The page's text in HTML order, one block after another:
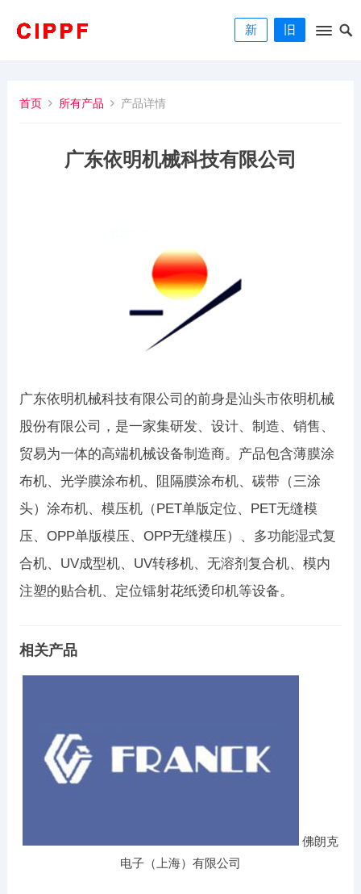
新 旧
首页 所有产品 产品详情
广东依明机械科技有限公司
广东依明机械科技有限公司的前身是汕头市依明机械
股份有限公司，是一家集研发、设计、制造、销售、
贸易为一体的高端机械设备制造商。产品包含薄膜涂
布机、光学膜涂布机、阻隔膜涂布机、碳带（三涂
头）涂布机、模压机（PET单版定位、PET无缝模
压、OPP单版模压、OPP无缝模压）、多功能湿式复
合机、UV成型机、UV转移机、无溶剂复合机、模内
注塑的贴合机、定位镭射花纸烫印机等设备。
相关产品
佛朗克
电子（上海）有限公司